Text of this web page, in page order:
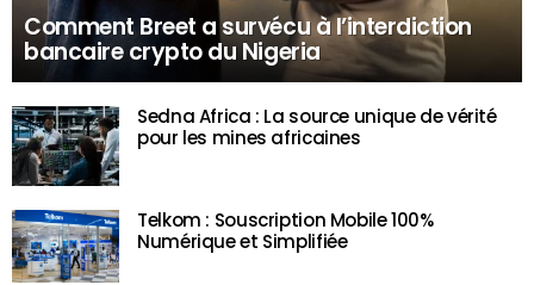
Comment Breet a survécu à l’interdiction
bancaire crypto du Nigeria
Sedna Africa : La source unique de vérité
pour les mines africaines
Telkom : Souscription Mobile 100%
Numérique et Simplifiée